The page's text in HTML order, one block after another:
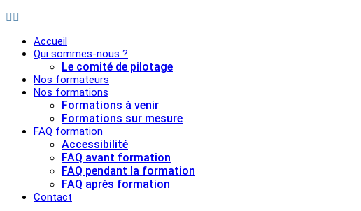
Accueil
Qui sommes-nous ?
Le comité de pilotage
Nos formateurs
Nos formations
Formations à venir
Formations sur mesure
FAQ formation
Accessibilité
FAQ avant formation
FAQ pendant la formation
FAQ après formation
Contact